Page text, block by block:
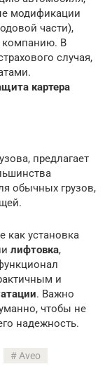
модификации
части),
компанию. В
случая,
картера
предлагает
обычных грузов,
установка
лифтовка,
и
. Важно
чтобы не
надежность.
Aveo